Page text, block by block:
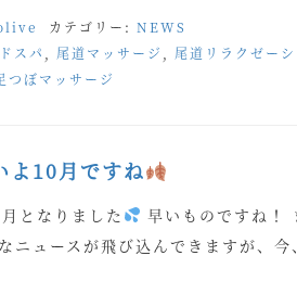
カテゴリー: NEWS
スパ 尾道マッサージ 尾道リラクゼーシ
つぼマッサージ
10月ですね
となりました
早いものですね！
ニュースが飛び込んできますが、